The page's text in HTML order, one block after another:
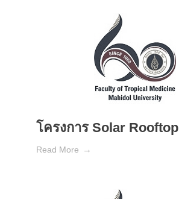
โครงการ Solar Rooftop
Read More